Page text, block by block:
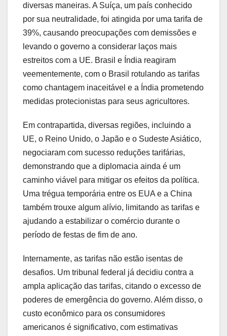
diversas maneiras. A Suíça, um país conhecido
por sua neutralidade, foi atingida por uma tarifa de
39%, causando preocupações com demissões e
levando o governo a considerar laços mais
estreitos com a UE. Brasil e Índia reagiram
veementemente, com o Brasil rotulando as tarifas
como chantagem inaceitável e a Índia prometendo
medidas protecionistas para seus agricultores.
Em contrapartida, diversas regiões, incluindo a
UE, o Reino Unido, o Japão e o Sudeste Asiático,
negociaram com sucesso reduções tarifárias,
demonstrando que a diplomacia ainda é um
caminho viável para mitigar os efeitos da política.
Uma trégua temporária entre os EUA e a China
também trouxe algum alívio, limitando as tarifas e
ajudando a estabilizar o comércio durante o
período de festas de fim de ano.
Internamente, as tarifas não estão isentas de
desafios. Um tribunal federal já decidiu contra a
ampla aplicação das tarifas, citando o excesso de
poderes de emergência do governo. Além disso, o
custo econômico para os consumidores
americanos é significativo, com estimativas